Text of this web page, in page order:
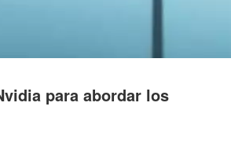
para abordar los